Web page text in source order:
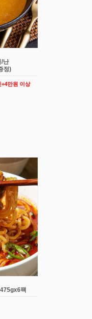
/난
정)
만원 이상
팩